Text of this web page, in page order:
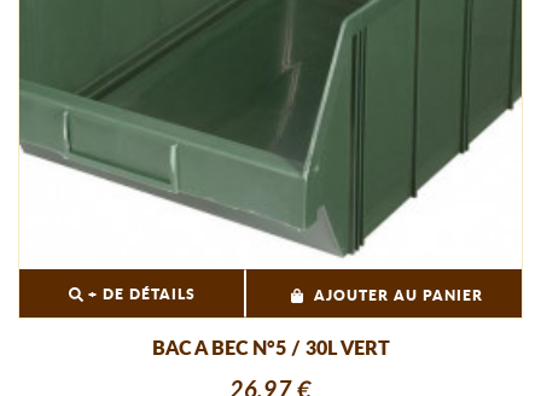
+ DE DÉTAILS AJOUTER AU PANIER
BAC A BEC N°5 / 30L VERT